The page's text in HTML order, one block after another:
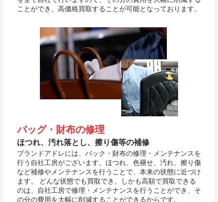
ことができ、高価格買取することが可能となっております。
バッグ・財布の修理
ほつれ、汚れ落とし、擦り傷等の補修
ブランドアドレには、バック・財布の修理・メンテナンスを
行う自社工房がございます。ほつれ、色褪せ、汚れ、擦り傷
など補修やメンテナンスを行うことで、本来の状態に近づけ
ます。 どんな状態でも買取でき、しかも高額で買取できる
のは、自社工房で修理・メンテナンスを行うことができ、そ
の分の費用を大幅に削減することができるからです。